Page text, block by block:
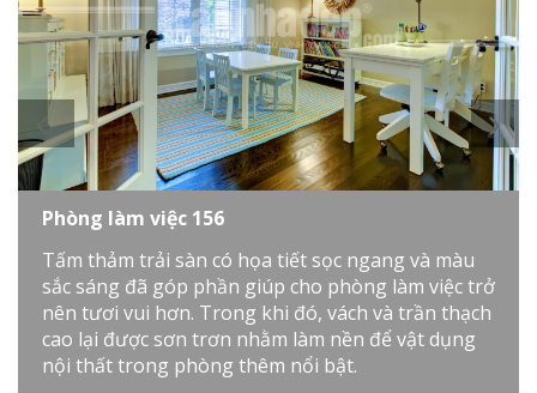
Phòng làm việc 156
Tấm thảm trải sàn có họa tiết sọc ngang và màu
sắc sáng đã góp phần giúp cho phòng làm việc trở
nên tươi vui hơn. Trong khi đó, vách và trần thạch
cao lại được sơn trơn nhằm làm nền để vật dụng
nội thất trong phòng thêm nổi bật.